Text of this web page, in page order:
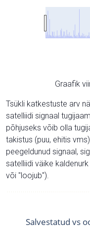
Graafik
Tsükli katkestuste arv
satelliidi signaal
põhjuseks võib olla
takistus (puu, ehitis
peegeldunud signaal,
satelliidi väike
või "loojub").
Salvestatud vs